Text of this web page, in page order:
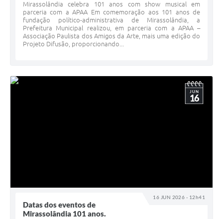
Mirassolândia celebra 101 anos com show musical em
parceria com a APAA Em comemoração aos 101 anos de
fundação político-administrativa de Mirassolândia, a
Prefeitura Municipal realizou, em parceria com a APAA –
Associação Paulista dos Amigos da Arte, mais uma edição do
Projeto Difusão, proporcionando...
16 JUN 2026 - 12h41
JUN
16
Datas dos eventos de
Mirassolândia 101 anos.